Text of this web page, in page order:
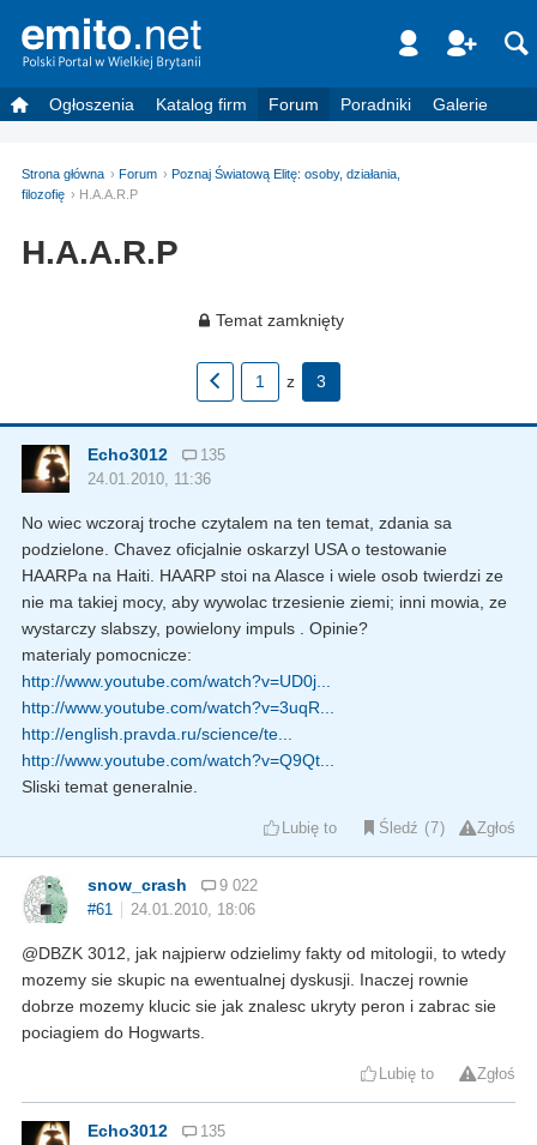
Ogłoszenia Katalog firm Forum Poradniki Galerie
Strona główna Forum
Poznaj Światową Elitę: osoby, działania,
filozofię
H.A.A.R.P
H.A.A.R.P
Temat zamknięty
1 z 3
Echo3012
135
24.01.2010, 11:36
No wiec wczoraj troche czytalem na ten temat, zdania sa
podzielone. Chavez oficjalnie oskarzyl USA o testowanie
HAARPa na Haiti. HAARP stoi na Alasce i wiele osob twierdzi ze
nie ma takiej mocy, aby wywolac trzesienie ziemi; inni mowia, ze
wystarczy slabszy, powielony impuls . Opinie?
materialy pomocnicze:
http://www.youtube.com/watch?v=UD0j...
http://www.youtube.com/watch?v=3uqR...
http://english.pravda.ru/science/te...
http://www.youtube.com/watch?v=Q9Qt...
Sliski temat generalnie.
Lubię to Śledź 7 Zgłoś
snow_crash
9 022
#61
24.01.2010, 18:06
@DBZK 3012, jak najpierw odzielimy fakty od mitologii, to wtedy
mozemy sie skupic na ewentualnej dyskusji. Inaczej rownie
dobrze mozemy klucic sie jak znalesc ukryty peron i zabrac sie
pociagiem do Hogwarts.
Lubię to Zgłoś
Echo3012
135